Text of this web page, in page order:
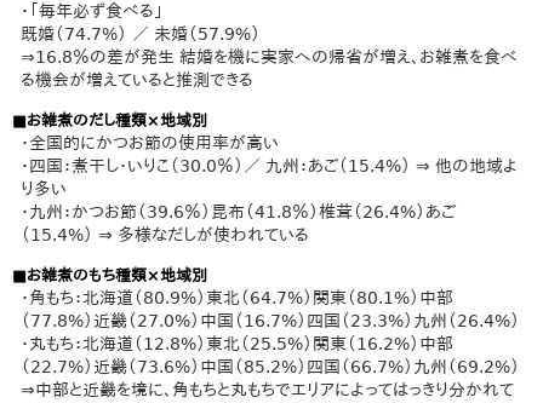
・「毎年必ず食べる」
既婚（74.7%） ／ 未婚（57.9%）
⇒16.8％の差が発生 結婚を機に実家への帰省が増え、お雑煮を食べ
る機会が増えていると推測できる
■お雑煮のだし種類×地域別
・全国的にかつお節の使用率が高い
・四国：煮干し・いりこ（30.0％）／ 九州：あご（15.4%） ⇒ 他の地域よ
り多い
・九州：かつお節（39.6％）昆布（41.8％）椎茸（26.4%）あご
（15.4%） ⇒ 多様なだしが使われている
■お雑煮のもち種類×地域別
・角もち：北海道（80.9%）東北（64.7%）関東（80.1%）中部
（77.8%）近畿（27.0%）中国（16.7%）四国（23.3%）九州（26.4%）
・丸もち：北海道（12.8%）東北（25.5%）関東（16.2%）中部
（22.7%）近畿（73.6%）中国（85.2%）四国（66.7%）九州（69.2%）
⇒中部と近畿を境に、角もちと丸もちでエリアによってはっきり分かれて